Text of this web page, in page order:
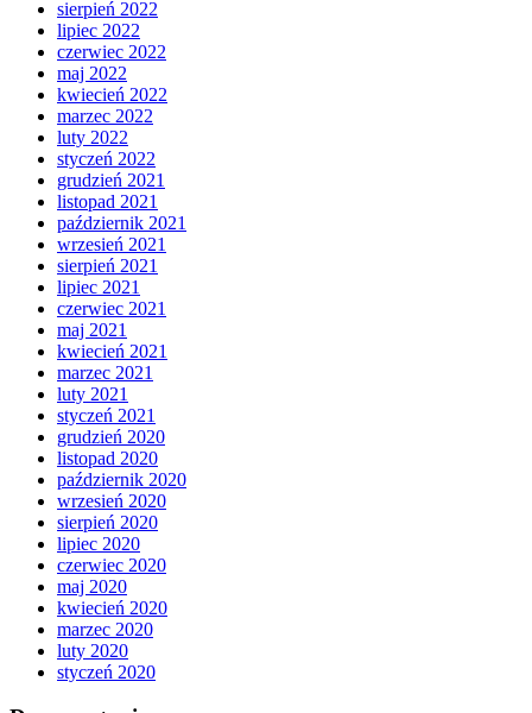
sierpień 2022
lipiec 2022
czerwiec 2022
maj 2022
kwiecień 2022
marzec 2022
luty 2022
styczeń 2022
grudzień 2021
listopad 2021
październik 2021
wrzesień 2021
sierpień 2021
lipiec 2021
czerwiec 2021
maj 2021
kwiecień 2021
marzec 2021
luty 2021
styczeń 2021
grudzień 2020
listopad 2020
październik 2020
wrzesień 2020
sierpień 2020
lipiec 2020
czerwiec 2020
maj 2020
kwiecień 2020
marzec 2020
luty 2020
styczeń 2020